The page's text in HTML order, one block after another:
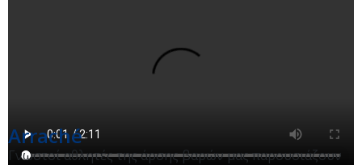
Arraché
Γνωστοί αθλητές της άρσης βαρών μας παρουσιάζουν